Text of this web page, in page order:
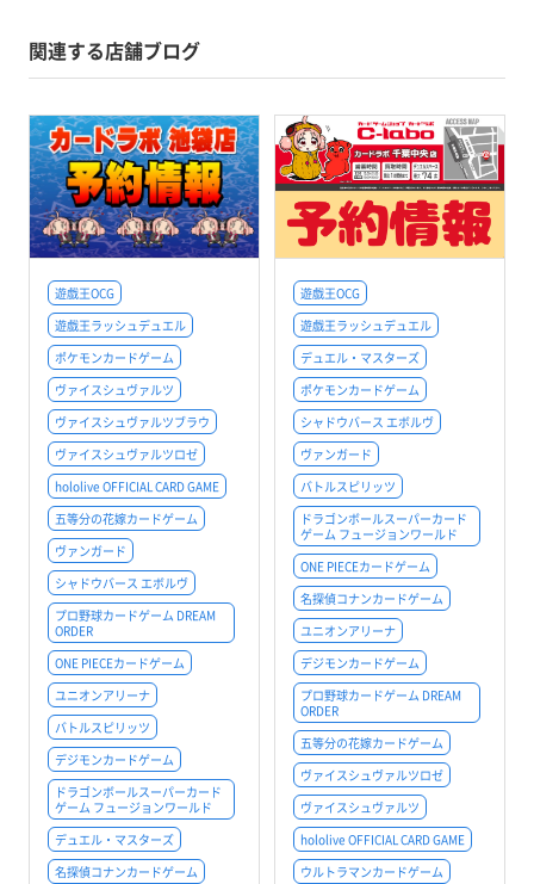
関連する店舗ブログ
遊戯王OCG
遊戯王ラッシュデュエル
ポケモンカードゲーム
ヴァイスシュヴァルツ
ヴァイスシュヴァルツブラウ
ヴァイスシュヴァルツロゼ
hololive OFFICIAL CARD GAME
五等分の花嫁カードゲーム
ヴァンガード
シャドウバース エボルヴ
プロ野球カードゲーム DREAM
ORDER
ONE PIECEカードゲーム
ユニオンアリーナ
バトルスピリッツ
デジモンカードゲーム
ドラゴンボールスーパーカード
ゲーム フュージョンワールド
デュエル・マスターズ
名探偵コナンカードゲーム
遊戯王OCG
遊戯王ラッシュデュエル
デュエル・マスターズ
ポケモンカードゲーム
シャドウバース エボルヴ
ヴァンガード
バトルスピリッツ
ドラゴンボールスーパーカード
ゲーム フュージョンワールド
ONE PIECEカードゲーム
名探偵コナンカードゲーム
ユニオンアリーナ
デジモンカードゲーム
プロ野球カードゲーム DREAM
ORDER
五等分の花嫁カードゲーム
ヴァイスシュヴァルツロゼ
ヴァイスシュヴァルツ
hololive OFFICIAL CARD GAME
ウルトラマンカードゲーム